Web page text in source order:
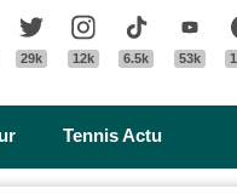
Facebook
Twitter
29k
Instagram
12k
Tik Tok
6.5k 53k
Tennis Actu